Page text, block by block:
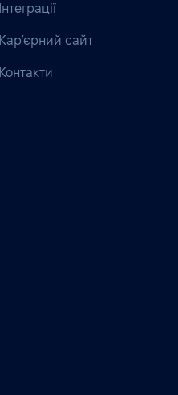
Інтеграції
Кар’єрний сайт
Контакти